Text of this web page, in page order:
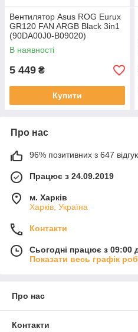
Вентилятор Asus ROG Eurux
GR120 FAN ARGB Black 3in1
(90DA00J0-B09020)
В наявності
5 449 ₴
Купити
Про нас
96% позитивних з 647
Працює з 24.09.2019
м. Харків
Харків, Україна
Контакти
Сьогодні працює з 09:00
Показати весь графік
Про нас
Контакти